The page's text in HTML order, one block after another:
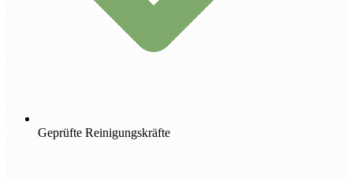
Geprüfte Reinigungskräfte